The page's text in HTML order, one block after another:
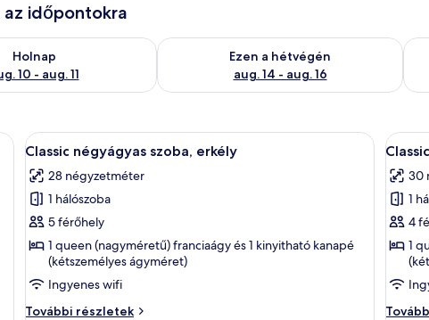
időpontokra
10
Holnap
10 - aug. 11
állás ellenőrzése: aug. 10 - aug. 11
Ezen a hétvégén
aug. 14 - aug. 16
A mostani hétvégi rendelkezésre állás A
erkély | Íróasztal, sötétítőfüggöny, vasaló/vasalódeszka és ingyenes wifi
A
következő
szoba
összes
képének
megtekintése:
Classic
négyágyas
szoba,
Íróasztal, sötétítőfüggöny, vasaló/
6
Classic négyágyas szoba, erkély
28 négyzetméter
1 hálószoba
5 férőhely
1 queen (nagyméretű) franciaágy és 1 kinyitható kanapé
(kétszemélyes ágyméret)
Ingyenes wifi
További részletek
Classic
A 7
30
1
4
1
Classic